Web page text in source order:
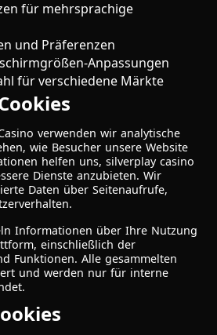
für mehrsprachige
und Präferenzen
Anpassungen
für verschiedene Märkte
verwenden wir analytische
wie Besucher unsere Website
helfen uns, silverplay casino
Dienste anzubieten. Wir
Daten über Seitenaufrufe,
Informationen über Ihre Nutzung
einschließlich der
Funktionen. Alle gesammelten
und werden nur für interne